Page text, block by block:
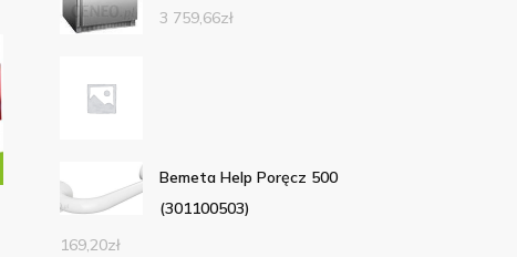
3 759,66zł
Bemeta Help Poręcz 500
(301100503)
169,20zł